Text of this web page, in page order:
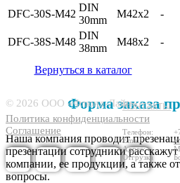
DFC-30S-M42
DIN
30mm
M42x2 -
DFC-38S-M48
DIN
38mm
M48x2 -
Вернуться в каталог
© 2026 ООО «Флюид-Лайн»
Политика конфиденциальности
Соглашение
Контакты
Телефон:
Email:
Адрес:
Отгрузка
Форма заказа
Наша компания проводит
презентации сотрудники
компании, ее продукции, а также
вопросы.